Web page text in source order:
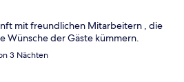
mit freundlichen Mitarbeitern , die
Wünsche der Gäste kümmern.
3 Nächten